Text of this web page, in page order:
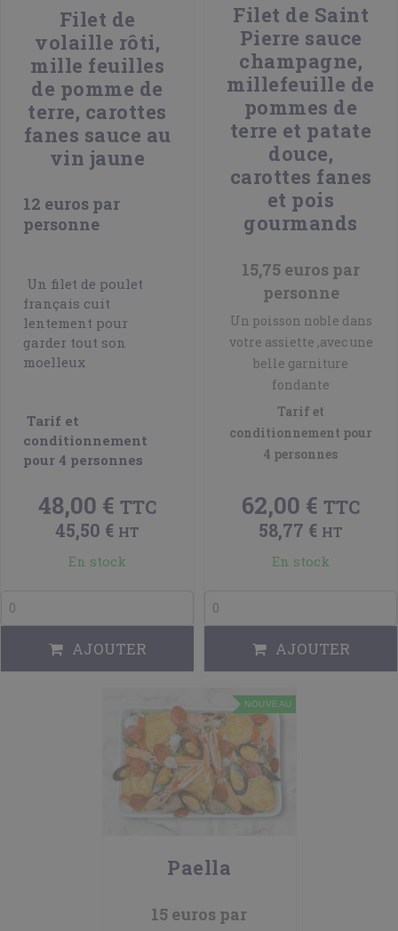
Filet de
volaille rôti,
mille feuilles
de pomme de
terre, carottes
fanes sauce au
vin jaune
12 euros par
personne
Un filet de poulet
français cuit
lentement pour
garder tout son
moelleux
Tarif et
conditionnement
pour 4 personnes
48,00 € TTC
45,50 € HT
En stock
AJOUTER
Filet de Saint
Pierre sauce
champagne,
millefeuille de
pommes de
terre et patate
douce,
carottes fanes
et pois
gourmands
15,75 euros par
personne
Un poisson noble dans
votre assiette ,avec une
belle garniture
fondante
Tarif et
conditionnement pour
4 personnes
62,00 € TTC
58,77 € HT
En stock
AJOUTER
NOUVEAU
Paella
15 euros par